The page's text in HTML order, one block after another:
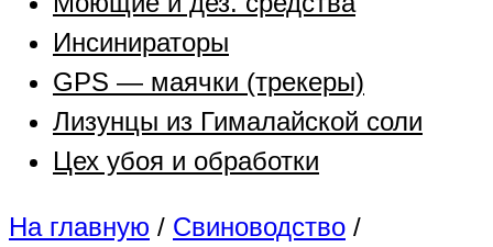
Инсинираторы
GPS — маячки (трекеры)
Лизунцы из Гималайской соли
Цех убоя и обработки
На главную / Свиноводство /